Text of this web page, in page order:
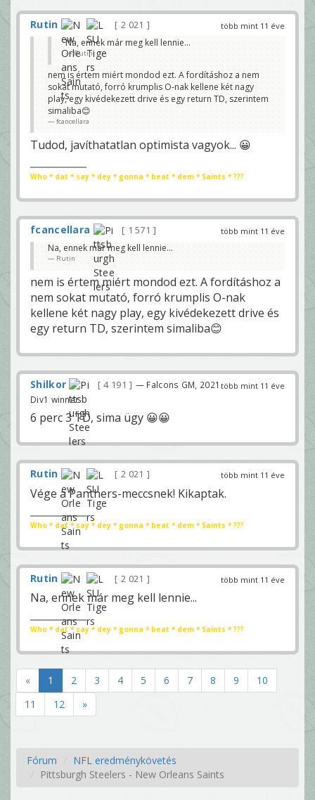
több mint 11 éve
Rutin
2 021
Na, ennek már meg kell lennie...
Rutin
nem is értem miért mondod ezt. A fordításhoz a nem
sokat mutató, forró krumplis O-nak kellene két nagy
play, egy kivédekezett drive és egy return TD, szerintem
simaliba😊
fcancellara
Tudod, javíthatatlan optimista vagyok... 😀
Who * dat * say * dey * gonna * beat * dem * Saints * ???
több mint 11 éve
fcancellara
1 571
Na, ennek már meg kell lennie...
Rutin
nem is értem miért mondod ezt. A fordításhoz a
nem sokat mutató, forró krumplis O-nak
kellene két nagy play, egy kivédekezett drive és
egy return TD, szerintem simaliba😊
több mint 11 éve
Shilkor 4 191
— Falcons GM, 2021
Div1 winner
6 perc 3 TD, sima ügy 😀😀
több mint 11 éve
Rutin 2 021
Vége a Panthers-meccsnek! Kikaptak.
Who * dat * say * dey * gonna * beat * dem * Saints * ???
több mint 11 éve
Rutin 2 021
Na, ennek már meg kell lennie...
Who * dat * say * dey * gonna * beat * dem * Saints * ???
« 1 2 3 4 5 6 7 8 9
10
11
12 »
Fórum
NFL eredménykövetés
Pittsburgh Steelers - New Orleans Saints